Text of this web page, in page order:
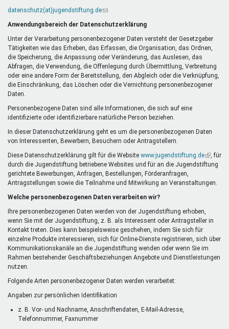
datenschutz(at)jugendstiftung.de(Link
E-
Mail)
Anwendungsbereich der Datenschutzerklärung
Unter der Verarbeitung personenbezogener Daten versteht der Gesetzgeber
Tätigkeiten wie das Erheben, das Erfassen, die Organisation, das Ordnen,
die Speicherung, die Anpassung oder Veränderung, das Auslesen, das
Abfragen, die Verwendung, die Offenlegung durch Übermittlung, Verbreitung
oder eine andere Form der Bereitstellung, den Abgleich oder die Verknüpfung,
die Einschränkung, das Löschen oder die Vernichtung personenbezogener
Daten.
Personenbezogene Daten sind alle Informationen, die sich auf eine
identifizierte oder identifizierbare natürliche Person beziehen.
In dieser Datenschutzerklärung geht es um die personenbezogenen Daten
von Interessenten, Bewerbern, Besuchern oder Antragstellern.
Diese Datenschutzerklärung gilt für die Website www.jugendstiftung.de(Link
ist
, für
durch die Jugendstiftung betriebene Websites und für an die Jugendstiftung
gerichtete Bewerbungen, Anfragen, Bestellungen, Förderanfragen,
Antragstellungen sowie die Teilnahme und Mitwirkung an Veranstaltungen.
Welche personenbezogenen Daten verarbeiten wir?
Ihre personenbezogenen Daten werden von der Jugendstiftung erhoben,
wenn Sie mit der Jugendstiftung, z. B. als Interessent oder Antragsteller in
Kontakt treten. Dies kann beispielsweise geschehen, indem Sie sich für
einzelne Produkte interessieren, sich für Online-Dienste registrieren, sich über
Kommunikationskanäle an die Jugendstiftung wenden oder wenn Sie im
Rahmen bestehender Geschäftsbeziehungen Angebote und Dienstleistungen
nutzen.
Folgende Arten personenbezogener Daten werden verarbeitet:
Angaben zur persönlichen Identifikation
z. B. Vor- und Nachname, Anschriftendaten, E-Mail-Adresse,
Telefonnummer, Faxnummer